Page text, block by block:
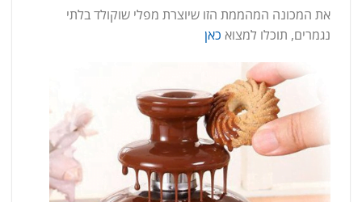
את המכונה המהממת הזו שיוצרת מפלי שוקולד בלתי
נגמרים, תוכלו למצוא כאן